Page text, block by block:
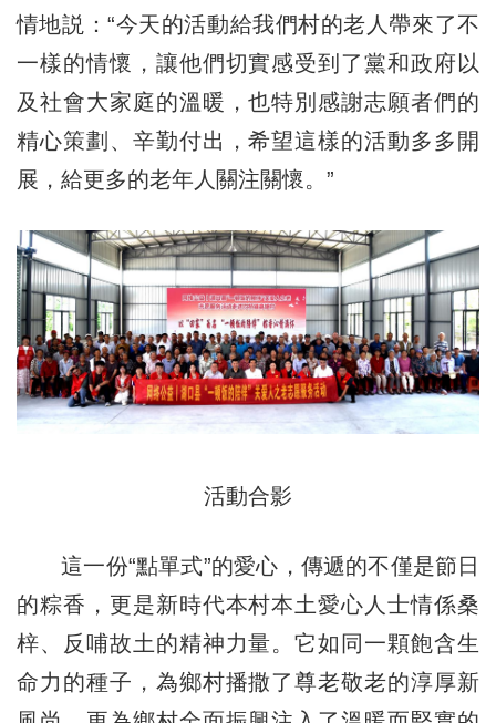
情地説：“今天的活動給我們村的老人帶來了不
一樣的情懷，讓他們切實感受到了黨和政府以
及社會大家庭的溫暖，也特別感謝志願者們的
精心策劃、辛勤付出，希望這樣的活動多多開
展，給更多的老年人關注關懷。”
活動合影
這一份“點單式”的愛心，傳遞的不僅是節日
的粽香，更是新時代本村本土愛心人士情係桑
梓、反哺故土的精神力量。它如同一顆飽含生
命力的種子，為鄉村播撒了尊老敬老的淳厚新